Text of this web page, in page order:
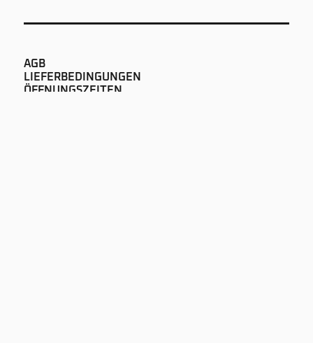
AGB
LIEFERBEDINGUNGEN
ÖFFNUNGSZEITEN